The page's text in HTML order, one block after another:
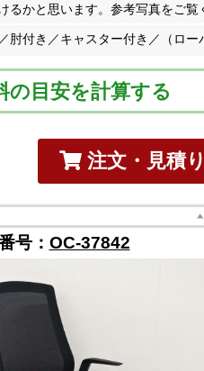
るかと思います。参考写真をご覧
肘付き／キャスター付き／（ロー
の目安を計算する
注文・見積
号： OC-37842